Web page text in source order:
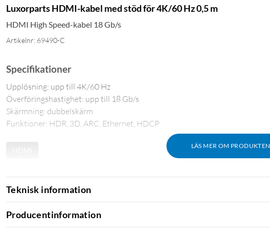
Luxorparts HDMI-kabel med stöd för 4K/60 Hz 0,5 m
HDMI High Speed-kabel 18 Gb/s
Artikelnr: 69490-C
LÄS MER OM PRODUKTEN
Specifikationer
Upplösning: upp till 4K/60 Hz
Överföringshastighet: upp till 18 Gb/s
Skärmning: dubbelskärm
Funktioner: HDR, 3D, ARC, Ethernet, HDCP
Teknisk information
Producentinformation